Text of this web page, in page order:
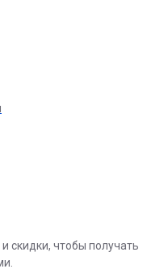
скидки, чтобы получать